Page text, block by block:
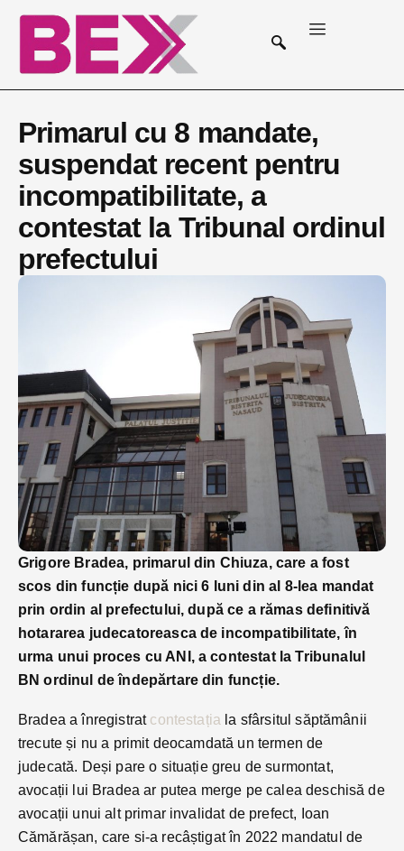
Primarul cu 8 mandate,
suspendat recent pentru
incompatibilitate, a
contestat la Tribunal ordinul
prefectului
Grigore Bradea, primarul din Chiuza, care a fost
scos din funcție după nici 6 luni din al 8-lea mandat
prin ordin al prefectului, după ce a rămas definitivă
hotararea judecatoreasca de incompatibilitate, în
urma unui proces cu ANI, a contestat la Tribunalul
BN ordinul de îndepărtare din funcție.
Bradea a înregistrat contestația la sfârsitul săptămânii
trecute și nu a primit deocamdată un termen de
judecată. Deși pare o situație greu de surmontat,
avocații lui Bradea ar putea merge pe calea deschisă de
avocații unui alt primar invalidat de prefect, Ioan
Cămărășan, care si-a recâștigat în 2022 mandatul de